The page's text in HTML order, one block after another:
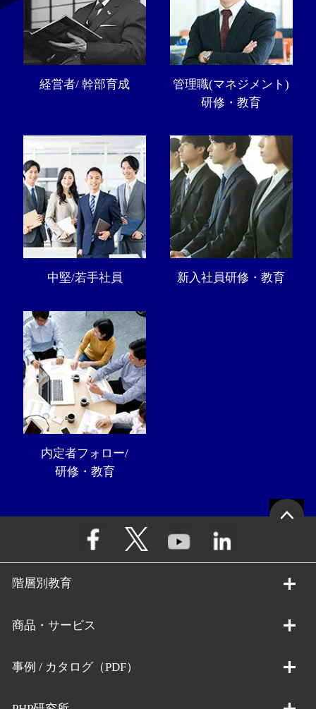
経営者/ 幹部育成
管理職(マネジメント)
研修・教育
中堅/若手社員 新入社員研修・教育
内定者フォロー/
研修・教育
階層別教育
商品・サービス
事例 / カタログ（PDF）